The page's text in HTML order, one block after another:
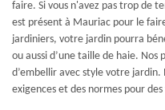
faire. Si vous n'avez pas trop de
est présent à Mauriac pour le
jardiniers, votre jardin pourra
ou aussi d’une taille de haie.
d’embellir avec style votre
exigences et des normes pour